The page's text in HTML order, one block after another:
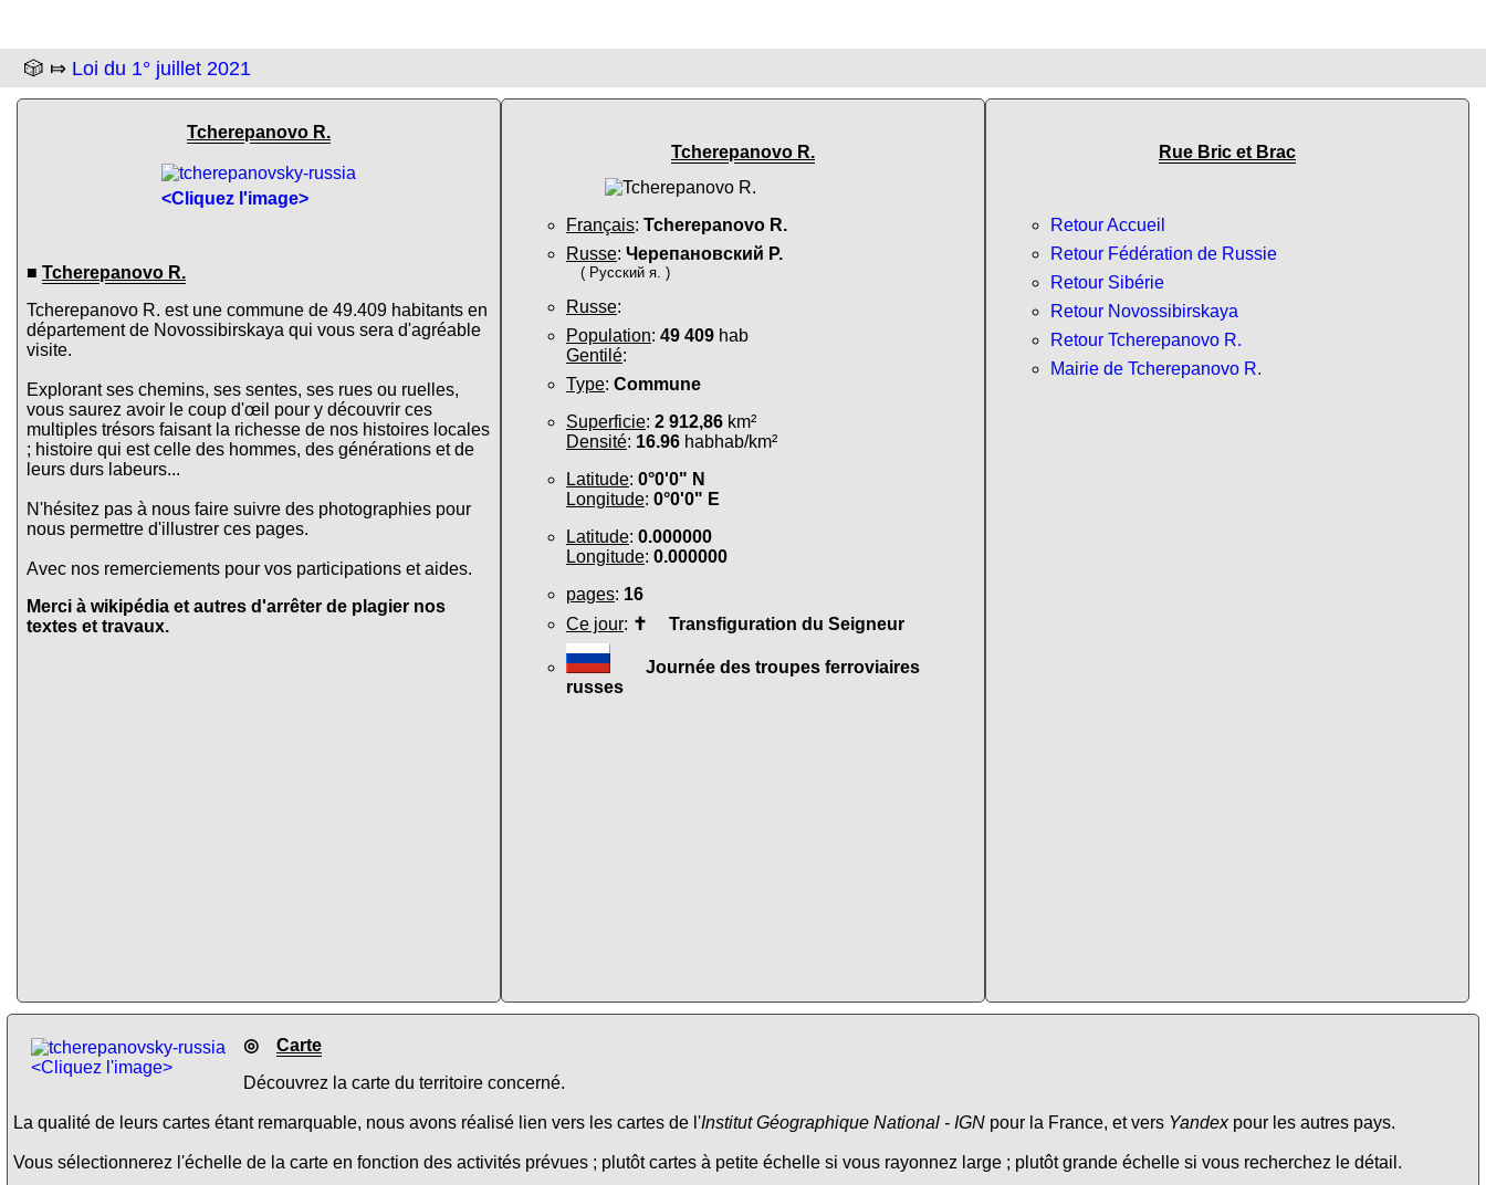
🎲 ⤇ Loi du 1° juillet 2021
Tcherepanovo R.
<Cliquez l'image>
■ Tcherepanovo R.
Tcherepanovo R. est une commune de 49.409 habitants en
département de Novossibirskaya qui vous sera d'agréable
visite.
Explorant ses chemins, ses sentes, ses rues ou ruelles,
vous saurez avoir le coup d'œil pour y découvrir ces
multiples trésors faisant la richesse de nos histoires locales
; histoire qui est celle des hommes, des générations et de
leurs durs labeurs...
N'hésitez pas à nous faire suivre des photographies pour
nous permettre d'illustrer ces pages.
Avec nos remerciements pour vos participations et aides.
Merci à wikipédia et autres d'arrêter de plagier nos
textes et travaux.
Tcherepanovo R.
Français: Tcherepanovo R.
Russe: Черепановский Р.
( Русский я. )
Russe:
Population: 49 409 hab
Gentilé:
Type: Commune
Superficie: 2 912,86 km²
Densité: 16.96 habhab/km²
Latitude: 0°0'0" N
Longitude: 0°0'0" E
Latitude: 0.000000
Longitude: 0.000000
pages: 16
Ce jour: ✝ Transfiguration du Seigneur
Journée des troupes ferroviaires
russes
Rue Bric et Brac
Retour Accueil
Retour Fédération de Russie
Retour Sibérie
Retour Novossibirskaya
Retour Tcherepanovo R.
Mairie de Tcherepanovo R.
<Cliquez l'image>
◎ Carte
Découvrez la carte du territoire concerné.
La qualité de leurs cartes étant remarquable, nous avons réalisé lien vers les cartes de l'Institut Géographique National - IGN pour la France, et vers Yandexpour les autres pays.
Vous sélectionnerez l'échelle de la carte en fonction des activités prévues ; plutôt cartes à petite échelle si vous rayonnez large ; plutôt grande échelle si vous recherchez le détail.